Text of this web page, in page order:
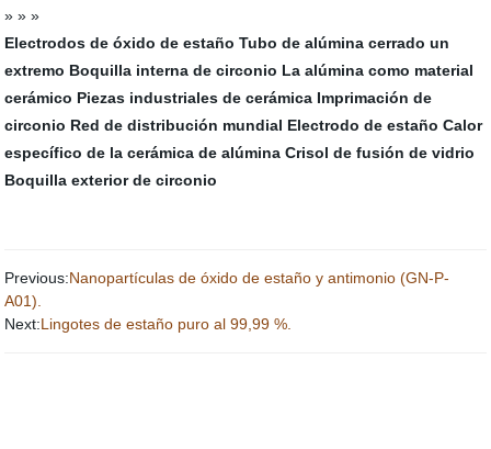
» » »
Electrodos de óxido de estaño Tubo de alúmina cerrado un
extremo Boquilla interna de circonio La alúmina como material
cerámico Piezas industriales de cerámica Imprimación de
circonio Red de distribución mundial Electrodo de estaño Calor
específico de la cerámica de alúmina Crisol de fusión de vidrio
Boquilla exterior de circonio
Previous:Nanopartículas de óxido de estaño y antimonio (GN-P-
A01).
Next:Lingotes de estaño puro al 99,99 %.